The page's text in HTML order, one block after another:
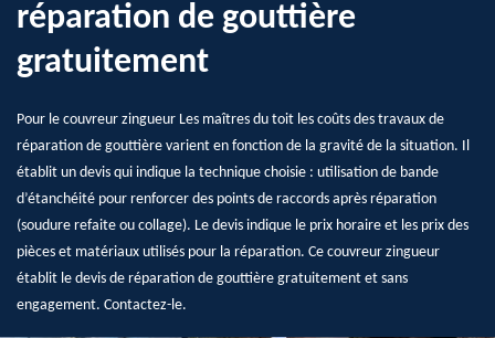
réparation de gouttière
gratuitement
Pour le couvreur zingueur Les maîtres du toit les coûts des travaux de
réparation de gouttière varient en fonction de la gravité de la situation. Il
établit un devis qui indique la technique choisie : utilisation de bande
d’étanchéité pour renforcer des points de raccords après réparation
(soudure refaite ou collage). Le devis indique le prix horaire et les prix des
pièces et matériaux utilisés pour la réparation. Ce couvreur zingueur
établit le devis de réparation de gouttière gratuitement et sans
engagement. Contactez-le.